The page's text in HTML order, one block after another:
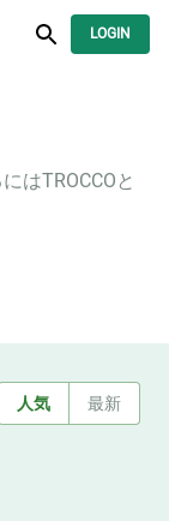
LOGIN
はTROCCO と
人気 最新